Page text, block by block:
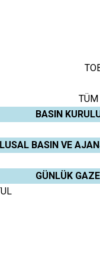
TÜM
BASIN
BASIN VE
GÜNLÜK